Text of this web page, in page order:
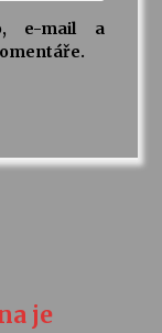
e-mail a
je